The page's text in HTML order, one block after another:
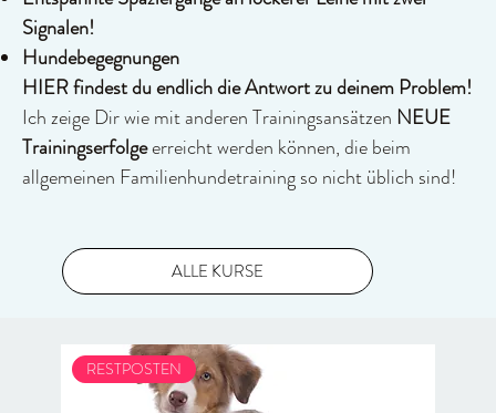
Signalen!
Hundebegegnungen
HIER findest du endlich die Antwort zu deinem Problem!
Ich zeige Dir wie mit anderen Trainingsansätzen NEUE
Trainingserfolgeerreicht werden können, die beim
allgemeinen Familienhundetraining so nicht üblich sind!
ALLE KURSE
RESTPOSTEN